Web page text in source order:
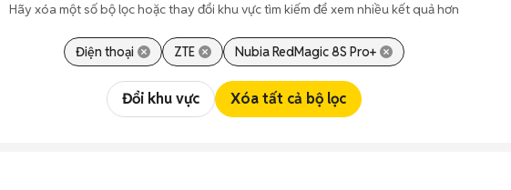
Hãy xóa một số bộ lọc hoặc thay đổi khu vực tìm kiếm để xem nhiều kết quả hơn
Điện thoại ZTE Nubia RedMagic 8S Pro+
Đổi khu vực Xóa tất cả bộ lọc